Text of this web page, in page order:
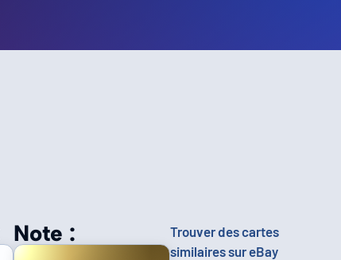
Note :
Trouver des cartes
similaires sur eBay